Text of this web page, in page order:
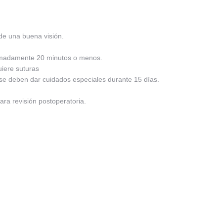
una buena visión.
20 minutos o menos.
suturas
deben dar cuidados especiales durante 15 días.
revisión postoperatoria.